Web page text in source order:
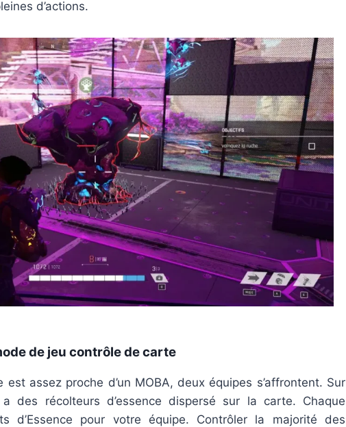
d’actions.
de jeu contrôle de carte
assez proche d’un MOBA, deux équipes s’affrontent. Sur
des récolteurs d’essence dispersé sur la carte. Chaque
d’Essence pour votre équipe. Contrôler la majorité des